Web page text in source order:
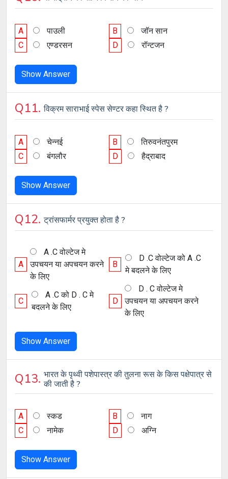
A पाउली B
जॉन सान
C
एण्डरसन D रॉन्टजन
Show Answer
Q11.विक्रम साराभाई स्पेस सेण्टर कहा स्थित है ?
A चेन्नई B
तिरुवनंतपुरम
C
बंगलौर D हैद्राबाद
Show Answer
Q12.ट्रांसफार्मर प्रयुक्त होता है ?
A
A .C वोल्टेज मे
उपचयन या अपचयन करने
के लिए
B
D .C वोल्टेज को A .C
मे बदलने के लिए
C
A .C को D . C मे
बदलने के लिए
D
D . C वोल्टेज मे
उपचयन या अपचयन करने
के लिए
Show Answer
Q13.भारत के पृथ्वी पशेपास्त्र की तुलना रूस के किस पक्षेपात्र से
की जाती है ?
A स्कड B
नाग
C
नामेक D अग्नि
Show Answer